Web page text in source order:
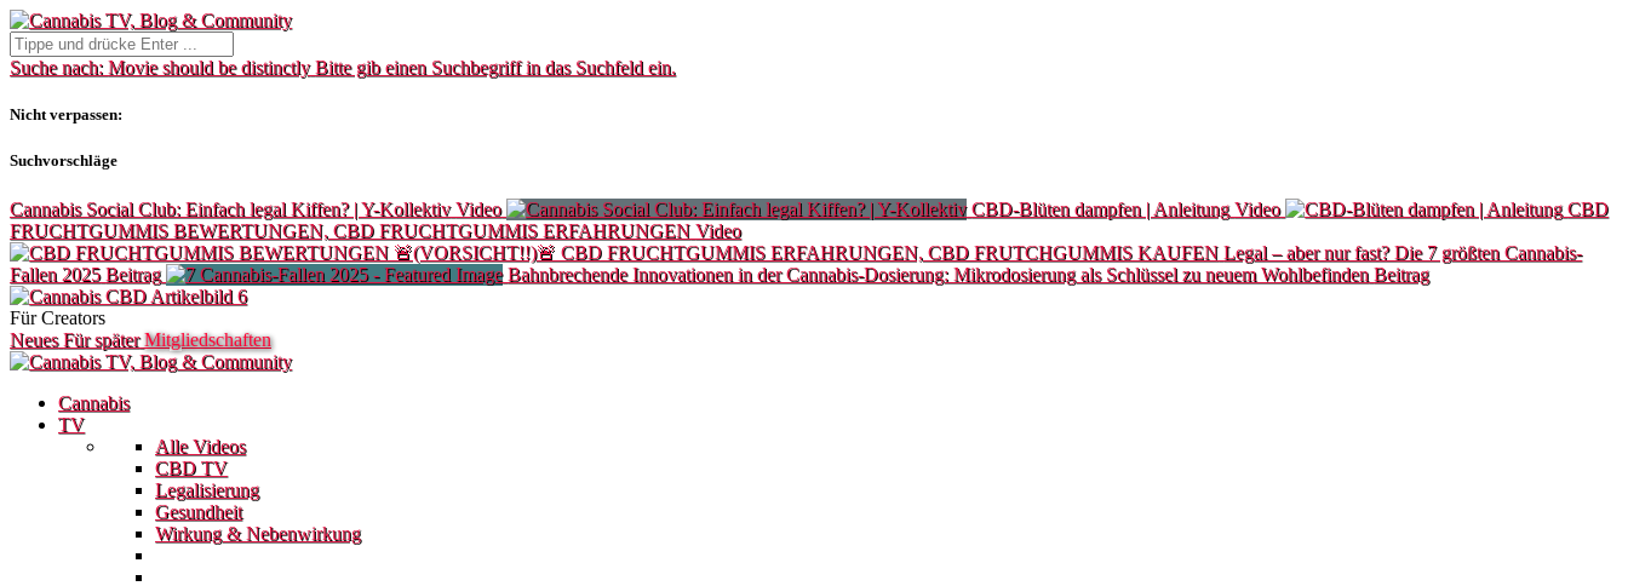
Suche nach: Movie should be distinctly Bitte gib einen Suchbegriff in das Suchfeld ein.
Nicht verpassen:
Suchvorschläge
Cannabis Social Club: Einfach legal Kiffen? | Y-Kollektiv Video CBD-Blüten dampfen | Anleitung Video
CBD
FRUCHTGUMMIS BEWERTUNGEN, CBD FRUCHTGUMMIS ERFAHRUNGEN Video
Legal – aber nur fast? Die 7 größten Cannabis-
Fallen 2025 Beitrag Bahnbrechende Innovationen in der Cannabis-Dosierung: Mikrodosierung als Schlüssel zu neuem Wohlbefinden Beitrag
Für Creators
Neues Für später Mitgliedschaften
Cannabis
TV
Alle Videos
CBD TV
Legalisierung
Gesundheit
Wirkung & Nebenwirkung